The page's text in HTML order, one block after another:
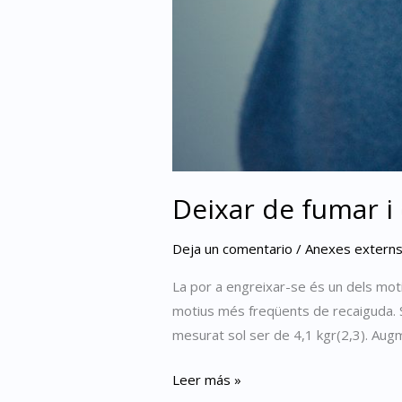
Deixar de fumar
Deja un comentario / Anexes
La por a engreixar-se és un dels
motius més freqüents de
mesurat sol ser de 4,1 kgr(2,3).
Leer más »